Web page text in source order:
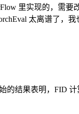
里实现的，需
太离谱了，
结果表明，FID